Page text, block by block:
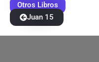
Otros Libros
Juan 15